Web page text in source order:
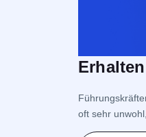
oft sehr
die Mitarbeiter